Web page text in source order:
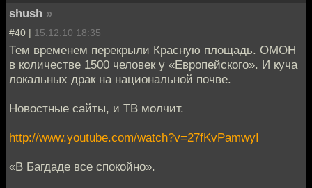
shush »
#40 | 15.12.10 18:35
Тем временем перекрыли Красную площадь. ОМОН
в количестве 1500 человек у «Европейского». И куча
локальных драк на национальной почве.
Новостные сайты, и ТВ молчит.
http://www.youtube.com/watch?v=27fKvPamwyI
«В Багдаде все спокойно».